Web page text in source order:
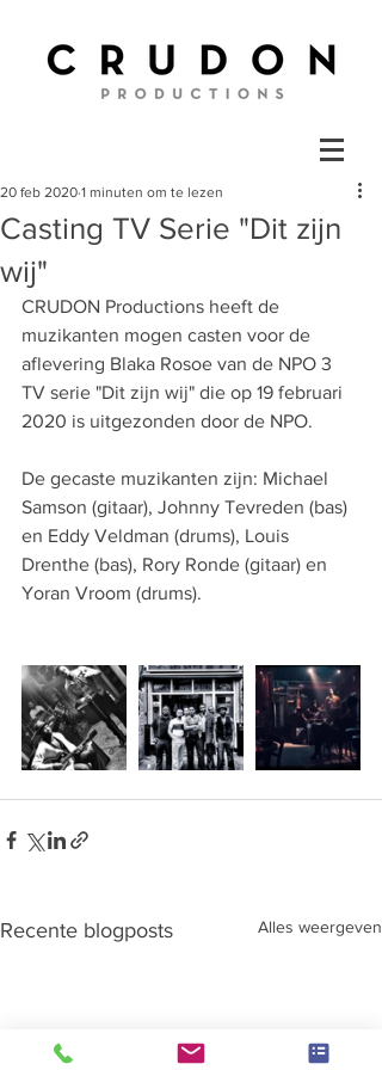
Casting TV Serie "Dit zijn
wij"
20 feb 2020 1 minuten om te lezen
CRUDON Productions heeft de
muzikanten mogen casten voor de
aflevering Blaka Rosoe van de NPO 3
TV serie "Dit zijn wij" die op 19 februari
2020 is uitgezonden door de NPO.
De gecaste muzikanten zijn: Michael
Samson (gitaar), Johnny Tevreden (bas)
en Eddy Veldman (drums), Louis
Drenthe (bas), Rory Ronde (gitaar) en
Yoran Vroom (drums).
Recente blogposts Alles weergeven